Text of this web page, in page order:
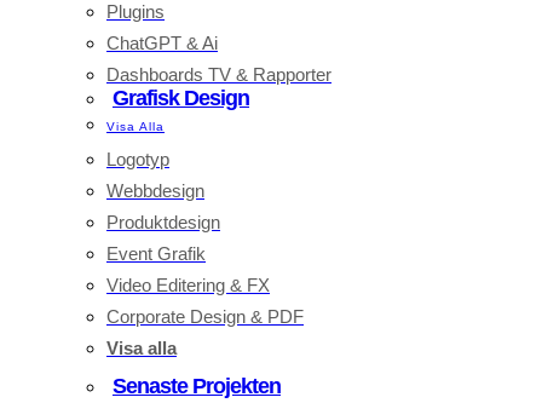
Plugins
ChatGPT & Ai
Dashboards TV & Rapporter
Grafisk Design
Visa Alla
Logotyp
Webbdesign
Produktdesign
Event Grafik
Video Editering & FX
Corporate Design & PDF
Visa alla
Senaste Projekten